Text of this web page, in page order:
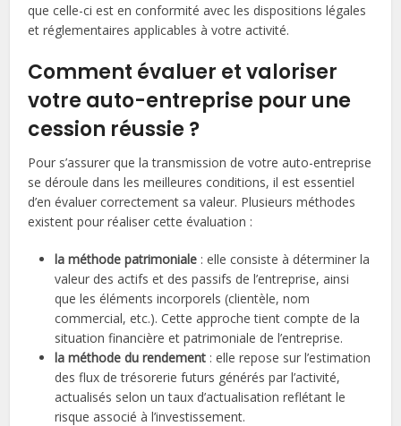
que celle-ci est en conformité avec les dispositions légales
et réglementaires applicables à votre activité.
Comment évaluer et valoriser
votre auto-entreprise pour une
cession réussie ?
Pour s’assurer que la transmission de votre auto-entreprise
se déroule dans les meilleures conditions, il est essentiel
d’en évaluer correctement sa valeur. Plusieurs méthodes
existent pour réaliser cette évaluation :
la méthode patrimoniale : elle consiste à déterminer la
valeur des actifs et des passifs de l’entreprise, ainsi
que les éléments incorporels (clientèle, nom
commercial, etc.). Cette approche tient compte de la
situation financière et patrimoniale de l’entreprise.
la méthode du rendement : elle repose sur l’estimation
des flux de trésorerie futurs générés par l’activité,
actualisés selon un taux d’actualisation reflétant le
risque associé à l’investissement.